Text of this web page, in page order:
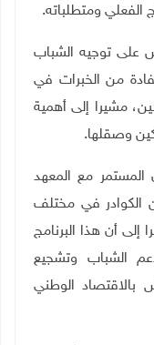
الفعلي ومتطلباته.
توجيه الشباب
من الخبرات في
مشيرا إلى أهمية
وصقلها.
مع المعهد
الكوادر في مختلف
إلى أن هذا البرنامج
الشباب وتشجيع
بالاقتصاد الوطني